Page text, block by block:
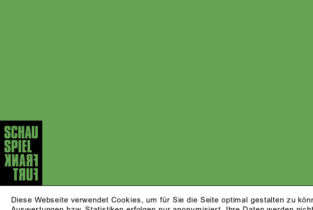
Diese Webseite verwendet Cookies, um für Sie die Seite optimal gestalten zu